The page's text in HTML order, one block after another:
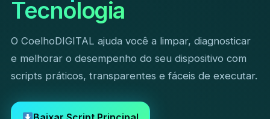
Tecnologia
O CoelhoDIGITAL ajuda você a limpar, diagnosticar
e melhorar o desempenho do seu dispositivo com
scripts práticos, transparentes e fáceis de executar.